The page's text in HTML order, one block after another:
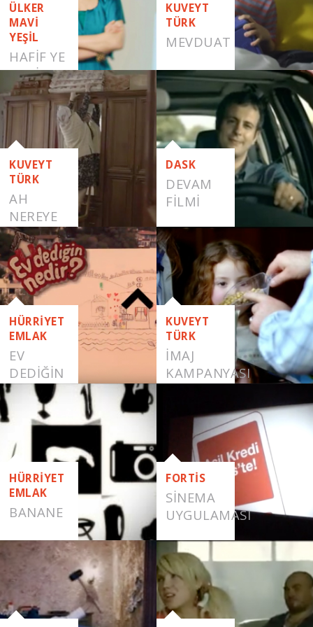
ÜLKER
MAVİ
YEŞİL
HAFİF YE
HAFİF
YAŞA
KUVEYT
TÜRK
MEVDUAT
KUVEYT
TÜRK
AH
NEREYE
DASK
DEVAM
FILMI
HÜRRİYET
EMLAK
EV
DEDIĞIN
KUVEYT
TÜRK
İMAJ
KAMPANYASI
HÜRRİYET
EMLAK
BANANE
FORTİS
SINEMA
UYGULAMASI